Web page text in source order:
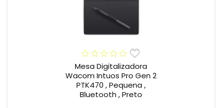
Mesa Digitalizadora
Wacom Intuos Pro Gen 2
PTK470 , Pequena ,
Bluetooth , Preto